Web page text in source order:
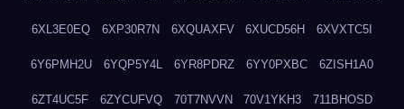
6XL3E0EQ 6XP30R7N 6XQUAXFV 6XUCD56H 6XVXTC5I
6Y6PMH2U 6YQP5Y4L 6YR8PDRZ 6YY0PXBC 6ZISH1A0
6ZT4UC5F 6ZYCUFVQ 70T7NVVN 70V1YKH3 711BHOSD